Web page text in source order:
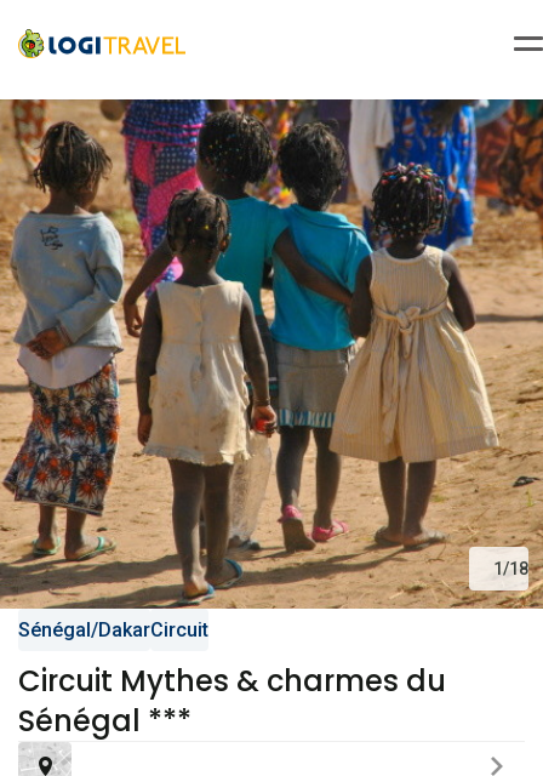
Accueil Voyage Sénégal Séjour Dakar,Séjour Saly Circuit Mythes & charmes du Sénégal ***
1/18
Sénégal/DakarCircuit
Circuit Mythes & charmes du
Sénégal ***
03
févr.
758 €/pers.
787 € au lieu de
Retour le
10/02/2027
sam.
06
févr.
834 €/pers.
863 € au lieu de
Retour le
13/02/2027
mar.
09
févr.
934 € /pers.
963 € au lieu de
Retour le
16/02/2027
mer.
10
févr.
768 €
/pers.
797 € au lieu de
Retour le
17/02/2027
sam.
13
févr.
826 € /pers.
855 € au lieu de
Retour le
20/02/2027
mar.
16
févr.
964 €
Retour le
mer.
17
févr.
738 €